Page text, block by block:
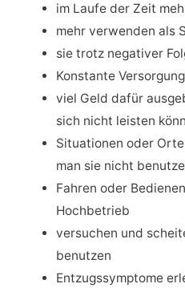
im Laufe der Zeit
mehr verwenden als
sie trotz negativer
Konstante Versorgung
viel Geld dafür
sich nicht leisten
Situationen oder
man sie nicht
Fahren oder
Hochbetrieb
versuchen und
benutzen
Entzugssymptome